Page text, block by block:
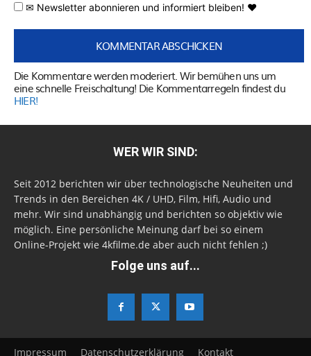
✉ Newsletter abonnieren und informiert bleiben! ♥
Die Kommentare werden moderiert. Wir bemühen uns um
eine schnelle Freischaltung! Die Kommentarregeln findest du
HIER!
WER WIR SIND:
Seit 2012 berichten wir über technologische Neuheiten und
Trends in den Bereichen 4K / UHD, Film, Hifi, Audio und
mehr. Wir sind unabhängig und berichten so objektiv wie
möglich. Eine persönliche Meinung darf bei so einem
Online-Projekt wie 4kfilme.de aber auch nicht fehlen ;)
Folge uns auf...
Impressum Datenschutzerklärung Kontakt